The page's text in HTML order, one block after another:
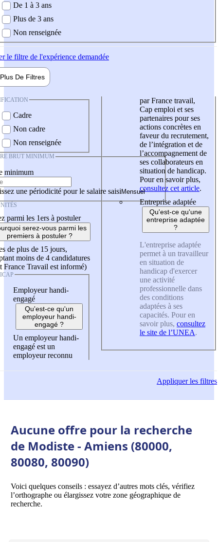
De 1 à 3 ans
Plus de 3 ans
Non renseignée
le filtre de l'expérience demandée
Plus De Filtres
Cadre
Non cadre
Non renseignée
BRUT MINIMUM
minimum
une périodicité pour le salaire saisi
parmi les 1ers à postuler
serez-vous parmi les
premiers à postuler ?
de plus de 15 jours,
moins de 4 candidatures
France Travail est informé)
Employeur handi-
engagé
Qu'est-ce qu'un
employeur handi-
engagé ?
Un employeur handi-
engagé est un
employeur reconnu
par France travail,
Cap emploi et ses
partenaires pour ses
actions concrètes en
faveur du recrutement,
de l’intégration et de
l’accompagnement de
ses collaborateurs en
situation de handicap.
Pour en savoir plus,
consultez cet article.
Entreprise adaptée
Qu'est-ce qu'une
entreprise adaptée
?
L'entreprise adaptée
permet à un travailleur
en situation de
handicap d'exercer
une activité
professionnelle dans
des conditions
adaptées à ses
capacités. Pour en
savoir plus, consultez
le site de l’UNEA.
Appliquerles filtres
Aucune offre pour la recherche
de Modiste - Amiens (80000,
80080, 80090)
Voici quelques conseils : essayez d’autres mots clés, vérifiez
l’orthographe ou élargissez votre zone géographique de
recherche.